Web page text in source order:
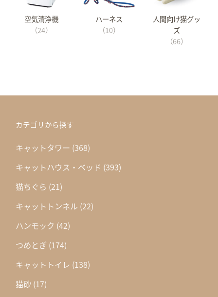
空気清浄機
（24）
ハーネス
（10）
人間向け猫グッ
ズ
（66）
カテゴリから探す
キャットタワー (368)
キャットハウス・ベッド (393)
猫ちぐら (21)
キャットトンネル (22)
ハンモック (42)
つめとぎ (174)
キャットトイレ (138)
猫砂 (17)